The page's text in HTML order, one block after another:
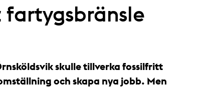
skulle tillverka fossilfritt
och skapa nya jobb. Men